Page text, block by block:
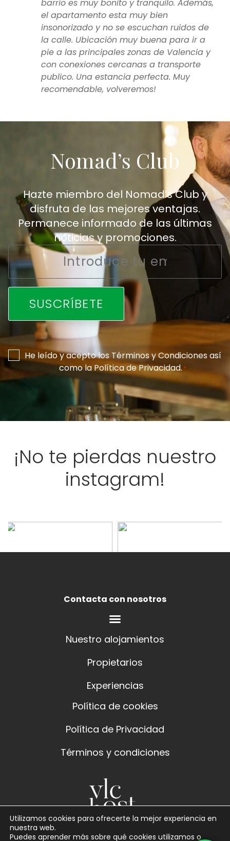
barrio es muy bonito y tranquilo. Además,
el apartamento esta muy bien
insonorizado y no se escuchan ruidos de
la calle. Ubicación muy buena para ir a
pie a las principales zonas de Valencia y
con conexiones cercanas a transporte
publico. Una estancia perfecta. Muy
recomendable, volveremos!
Nomad’s Club
Hazte miembro del Nomad’s Club y
disfruta de las mejores ventajas.
Permanece informado de las últimas
noticias y promociones.
Consentimiento
*
He leído y acepto losTérminos y Condicionesasí
como laPolítica de Privacidad.*
Email
*
¡No te pierdas nuestro
instagram!
Contacta con nosotros
Nuestro alojamientos
Propietarios
Experiencias
Política de cookies
Política de Privacidad
Términos y condiciones
Utilizamos cookies para ofrecerte la mejor experiencia en
nuestra web.
Puedes aprender más sobre qué cookies utilizamos o